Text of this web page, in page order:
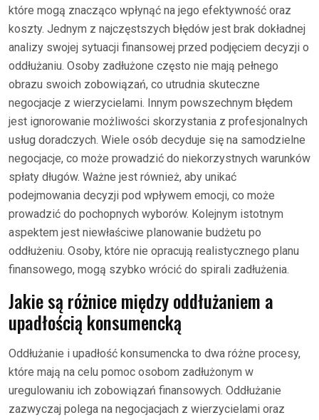
które mogą znacząco wpłynąć na jego efektywność oraz
koszty. Jednym z najczęstszych błędów jest brak dokładnej
analizy swojej sytuacji finansowej przed podjęciem decyzji o
oddłużaniu. Osoby zadłużone często nie mają pełnego
obrazu swoich zobowiązań, co utrudnia skuteczne
negocjacje z wierzycielami. Innym powszechnym błędem
jest ignorowanie możliwości skorzystania z profesjonalnych
usług doradczych. Wiele osób decyduje się na samodzielne
negocjacje, co może prowadzić do niekorzystnych warunków
spłaty długów. Ważne jest również, aby unikać
podejmowania decyzji pod wpływem emocji, co może
prowadzić do pochopnych wyborów. Kolejnym istotnym
aspektem jest niewłaściwe planowanie budżetu po
oddłużeniu. Osoby, które nie opracują realistycznego planu
finansowego, mogą szybko wrócić do spirali zadłużenia.
Jakie są różnice między oddłużaniem a
upadłością konsumencką
Oddłużanie i upadłość konsumencka to dwa różne procesy,
które mają na celu pomoc osobom zadłużonym w
uregulowaniu ich zobowiązań finansowych. Oddłużanie
zazwyczaj polega na negocjacjach z wierzycielami oraz